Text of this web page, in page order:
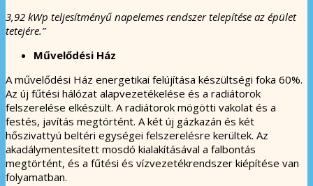
3,92 kWp teljesítményű napelemes rendszer telepítése az épület
tetejére.”
Művelődési Ház
A művelődési Ház energetikai felújítása készültségi foka 60%.
Az új fűtési hálózat alapvezetékelése és a radiátorok
felszerelése elkészült. A radiátorok mögötti vakolat és a
festés, javítás megtörtént. A két új gázkazán és két
hőszivattyú beltéri egységei felszerelésre kerültek. Az
akadálymentesített mosdó kialakításával a falbontás
megtörtént, és a fűtési és vízvezetékrendszer kiépítése van
folyamatban.